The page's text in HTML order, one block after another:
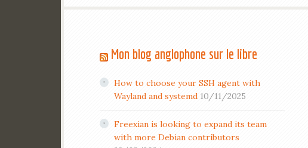
Mon blog anglophone sur le libre
How to choose your SSH agent with
Wayland and systemd 10/11/2025
Freexian is looking to expand its team
with more Debian contributors